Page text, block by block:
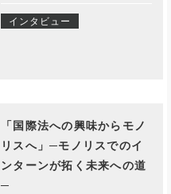
インタビュー
「国際法への興味からモノ
リスへ」─モノリスでのイ
ンターンが拓く未来への道
─